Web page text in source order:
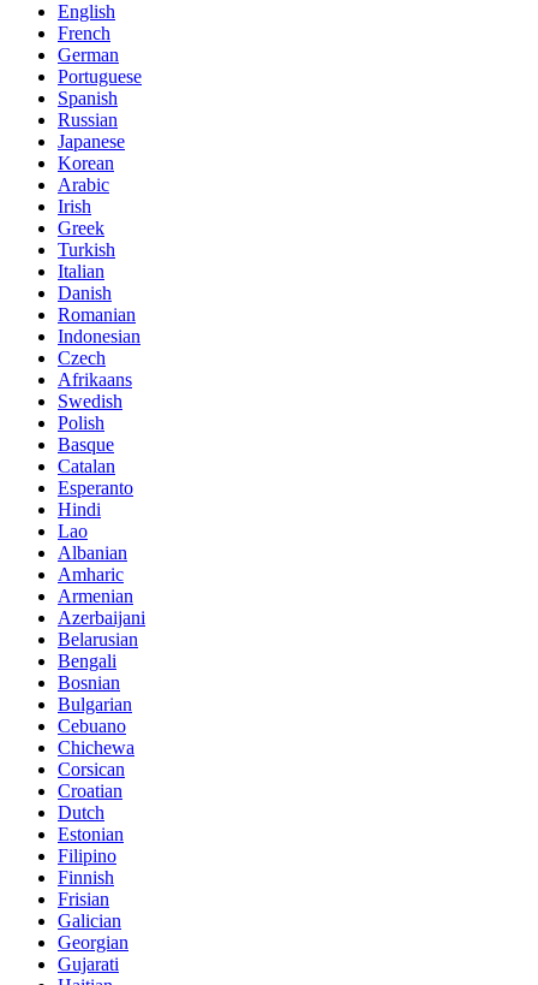
English
French
German
Portuguese
Spanish
Russian
Japanese
Korean
Arabic
Irish
Greek
Turkish
Italian
Danish
Romanian
Indonesian
Czech
Afrikaans
Swedish
Polish
Basque
Catalan
Esperanto
Hindi
Lao
Albanian
Amharic
Armenian
Azerbaijani
Belarusian
Bengali
Bosnian
Bulgarian
Cebuano
Chichewa
Corsican
Croatian
Dutch
Estonian
Filipino
Finnish
Frisian
Galician
Georgian
Gujarati